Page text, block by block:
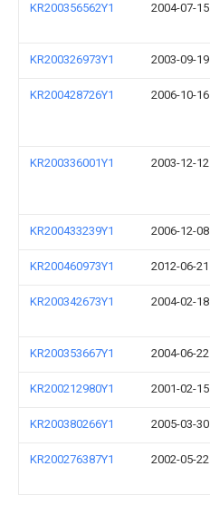
KR200356562Y1 2004-07-15
KR200326973Y1 2003-09-19
KR200428726Y1 2006-10-16
KR200336001Y1 2003-12-12
KR200433239Y1 2006-12-08
KR200460973Y1 2012-06-21
KR200342673Y1 2004-02-18
KR200353667Y1 2004-06-22
KR200212980Y1 2001-02-15
KR200380266Y1 2005-03-30
KR200276387Y1 2002-05-22